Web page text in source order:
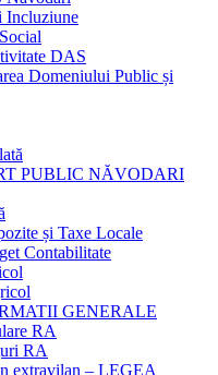
Incluziune
DAS
Domeniului Public și
PUBLIC NĂVODARI
și Taxe Locale
Contabilitate
GENERALE
RA
RA
extravilan – LEGEA